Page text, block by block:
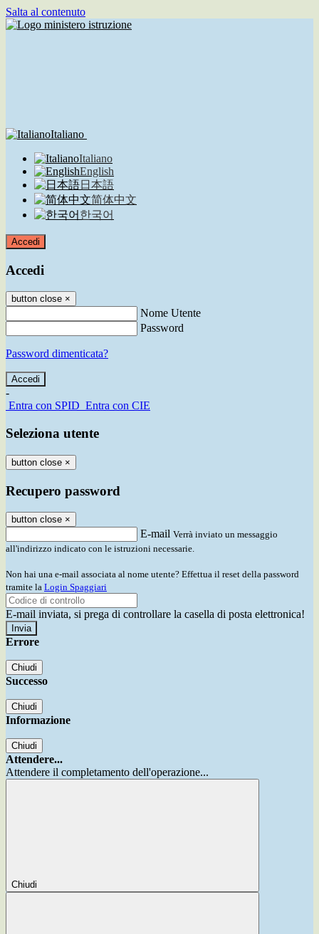
Salta al contenuto
Italiano
Italiano
English
日本語
简体中文
한국어
Accedi
Accedi
button close ×
Nome Utente
Password
Password dimenticata?
-
Entra con SPID Entra con CIE
Seleziona utente
button close ×
Recupero password
button close ×
E-mail Verrà inviato un messaggio
all'indirizzo indicato con le istruzioni necessarie.
Non hai una e-mail associata al nome utente? Effettua il reset della password
tramite la Login Spaggiari
E-mail inviata, si prega di controllare la casella di posta elettronica!
Errore
Chiudi
Successo
Chiudi
Informazione
Chiudi
Attendere...
Attendere il completamento dell'operazione...
Chiudi